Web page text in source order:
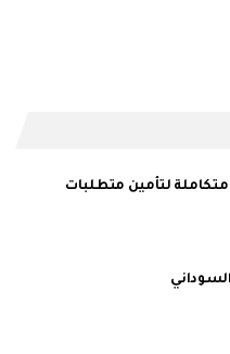
لتأمين متطلبات